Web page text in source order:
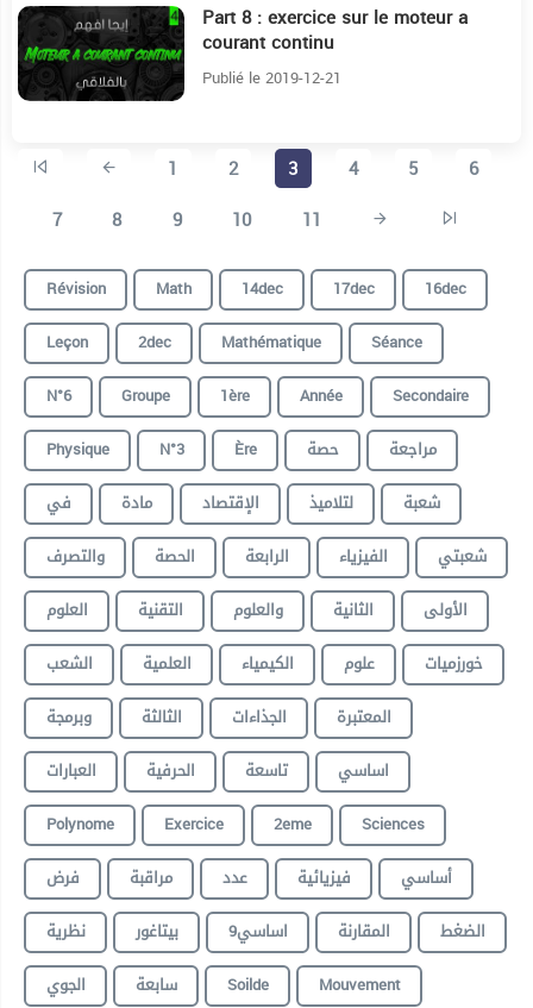
15:16 Part 8 : exercice sur le moteur a
courant continu
Publié le 2019-12-21
1 2 3 4 5
6
7
8 9 10 11
Révision Math 14dec 17dec
16dec
Leçon
2dec Mathématique
Séance
N°6
Groupe 1ère Année
Secondaire
Physique
N°3 Ère حصة
مراجعة
في
مادة الإقتصاد لتلاميذ
شعبة
والتصرف
الحصة الرابعة الفيزياء
شعبتي
العلوم
التقنية والعلوم الثانية
الأولى
الشعب
العلمية الكيمياء علوم
خورزميات
وبرمجة
الثالثة الجذاءات
المعتبرة
العبارات
الحرفية تاسعة
اساسي
Polynome
Exercice 2eme
Sciences
فرض
مراقبة عدد فيزيائية
أساسي
نظرية
بيتاغور 9اساسي المقارنة
الضغط
الجوي
سابعة Soilde Mouvement